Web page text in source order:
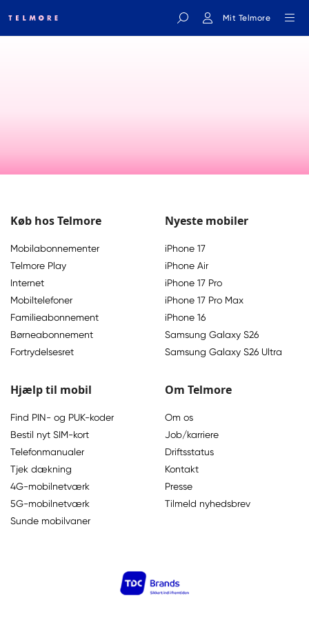
Mit Telmore
Køb hos Telmore
Mobilabonnementer
Telmore Play
Internet
Mobiltelefoner
Familieabonnement
Børneabonnement
Fortrydelsesret
Nyeste mobiler
iPhone 17
iPhone Air
iPhone 17 Pro
iPhone 17 Pro Max
iPhone 16
Samsung Galaxy S26
Samsung Galaxy S26 Ultra
Hjælp til mobil
Find PIN- og PUK-koder
Bestil nyt SIM-kort
Telefonmanualer
Tjek dækning
4G-mobilnetværk
5G-mobilnetværk
Sunde mobilvaner
Om Telmore
Om os
Job/karriere
Driftsstatus
Kontakt
Presse
Tilmeld nyhedsbrev